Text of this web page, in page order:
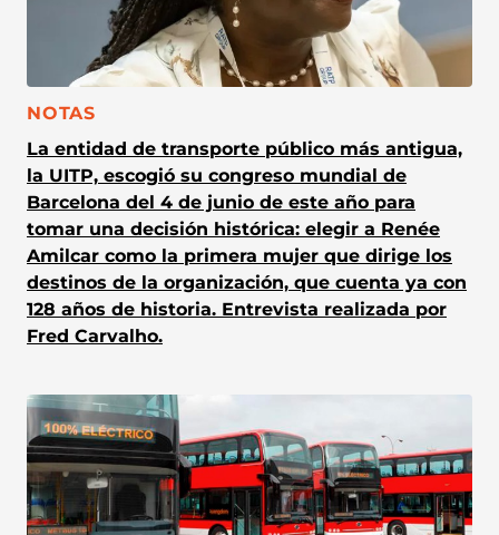
CATEGORÍA:
NOTAS
La entidad de transporte público más antigua,
la UITP, escogió su congreso mundial de
Barcelona del 4 de junio de este año para
tomar una decisión histórica: elegir a Renée
Amilcar como la primera mujer que dirige los
destinos de la organización, que cuenta ya con
128 años de historia. Entrevista realizada por
Fred Carvalho.